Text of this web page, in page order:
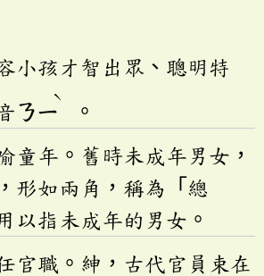
小孩才智出眾、聰明特
ㄋㄧ
ˋ
。
童年。舊時未成年男女，
形如兩角，稱為「總
以指未成年的男女。
官職。紳，古代官員束在